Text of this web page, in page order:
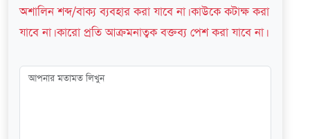
অশালিন শব্দ/বাক্য ব্যবহার করা যাবে না। কাউকে কটাক্ষ করা
যাবে না। কারো প্রতি আক্রমনাত্বক বক্তব্য পেশ করা যাবে না।